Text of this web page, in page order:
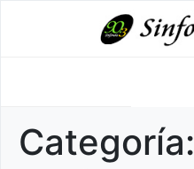
Categoría: